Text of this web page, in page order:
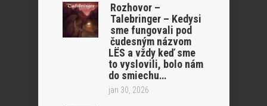
Rozhovor –
Talebringer – Kedysi
sme fungovali pod
čudesným názvom
LËS a vždy keď sme
to vyslovili, bolo nám
do smiechu…
jan 30, 2026